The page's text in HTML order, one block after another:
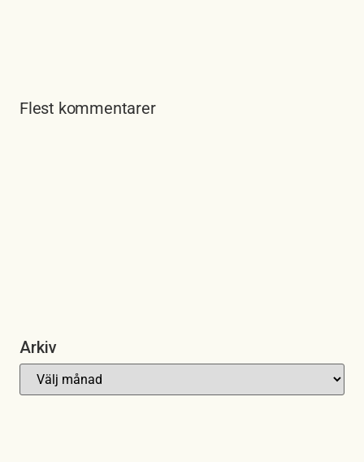
Flest kommentarer
Arkiv